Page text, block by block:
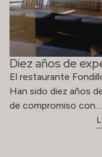
Diez años de
El restaurante
Han sido diez años
de compromiso con…